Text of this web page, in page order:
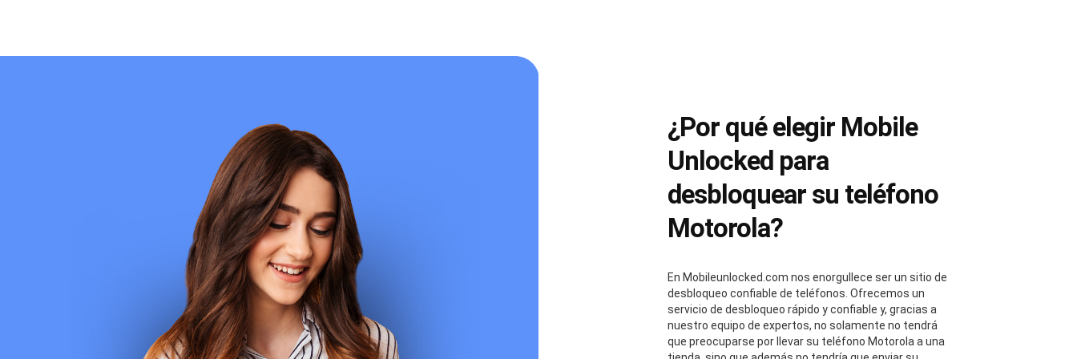
¿Por qué elegir Mobile
Unlocked para
desbloquear su teléfono
Motorola?
En Mobileunlocked.com nos enorgullece ser un sitio de
desbloqueo confiable de teléfonos. Ofrecemos un
servicio de desbloqueo rápido y confiable y, gracias a
nuestro equipo de expertos, no solamente no tendrá
que preocuparse por llevar su teléfono Motorola a una